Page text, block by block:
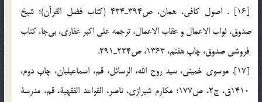
[16] . اصول كافي، همان، ص394ـ434 (كتاب فضل القرآن)؛ شيخ
صدوق، ثواب الاعمال و عقاب الاعمال، ترجمه علي اكبر غفاري، بي‎جا، كتاب
فروشي صدوق، چاپ هفتم، 1363، ص224ـ291.
[17]. موسوي خميني، سيد روح الله، الرسائل، قم، اسماعيليان، چاپ دوم،
1410ق، ج2، ص177؛ مكارم شيرازي، ناصر، القواعد الفقهية، قم، مدرسة